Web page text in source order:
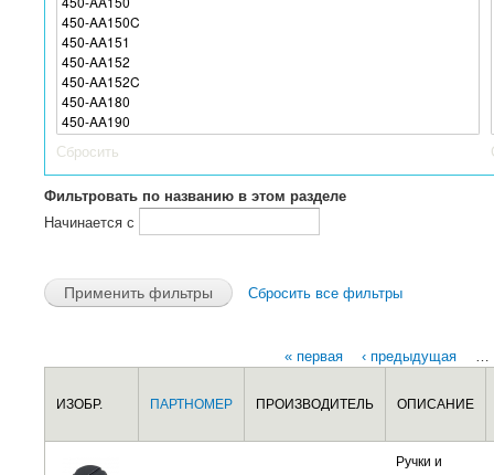
Сбросить
Фильтровать по названию в этом разделе
Начинается с
Сбросить все фильтры
Страницы
« первая ‹ предыдущая
ИЗОБР. ПАРТНОМЕР ПРОИЗВОДИТЕЛЬ ОПИСАНИЕ
Ручки и